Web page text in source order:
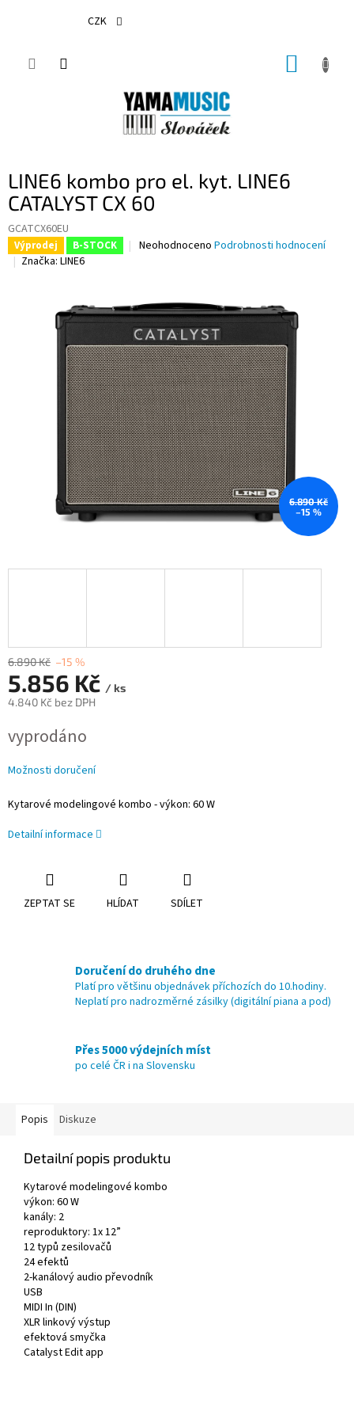
CZK
LINE6 kombo pro el. kyt. LINE6
CATALYST CX 60
GCATCX60EU
Výprodej B-STOCK
Průměrné
0,0
z
5
hvězdiček.
Neohodnoceno Podrobnosti hodnocení
Značka: LINE6
6.890 Kč
–15 %
6.890 Kč –15 %
5.856 Kč / ks
4.840 Kč bez DPH
cena:
vyprodáno
Možnosti doručení
Kytarové modelingové kombo - výkon: 60 W
Detailní informace
ZEPTAT SE HLÍDAT SDÍLET
Doručení do druhého dne
Platí pro většinu objednávek příchozích do 10.hodiny.
Neplatí pro nadrozměrné zásilky (digitální piana a pod)
Přes 5000 výdejních míst
po celé ČR i na Slovensku
Popis Diskuze
Detailní popis produktu
Kytarové modelingové kombo
výkon: 60 W
kanály: 2
reproduktory: 1x 12”
12 typů zesilovačů
24 efektů
2-kanálový audio převodník
USB
MIDI In (DIN)
XLR linkový výstup
efektová smyčka
Catalyst Edit app